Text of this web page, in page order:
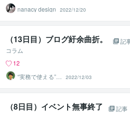
nanacy design
2022/12/20
（13日目）ブログ紆余曲折。
記
コラム
12
“実務で使える”改
善パートナー／
かめきち
2022/12/03
（8日目）イベント無事終了
記事